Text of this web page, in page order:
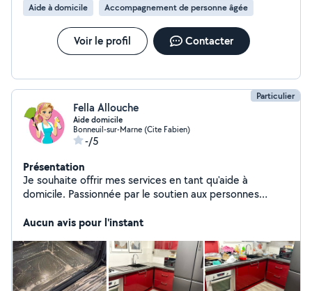
Aide à domicile Accompagnement de personne âgée
Voir le profil Contacter
Particulier
Fella Allouche
Aide domicile
Bonneuil-sur-Marne (Cite Fabien)
-/5
Présentation
Je souhaite offrir mes services en tant qu'aide à
domicile. Passionnée par le soutien aux personnes
propose également des services de garde d'enfants,
motivée à apporter mon aide au quotidien et à faciliter
la vie des familles
Aucun avis pour l'instant